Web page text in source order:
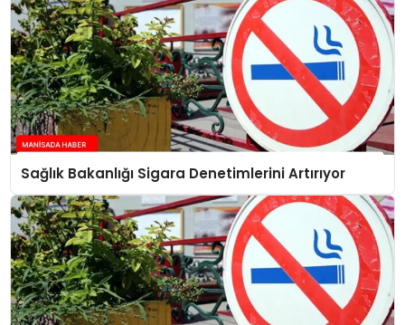
Sağlık Bakanlığı Sigara Denetimlerini Artırıyor